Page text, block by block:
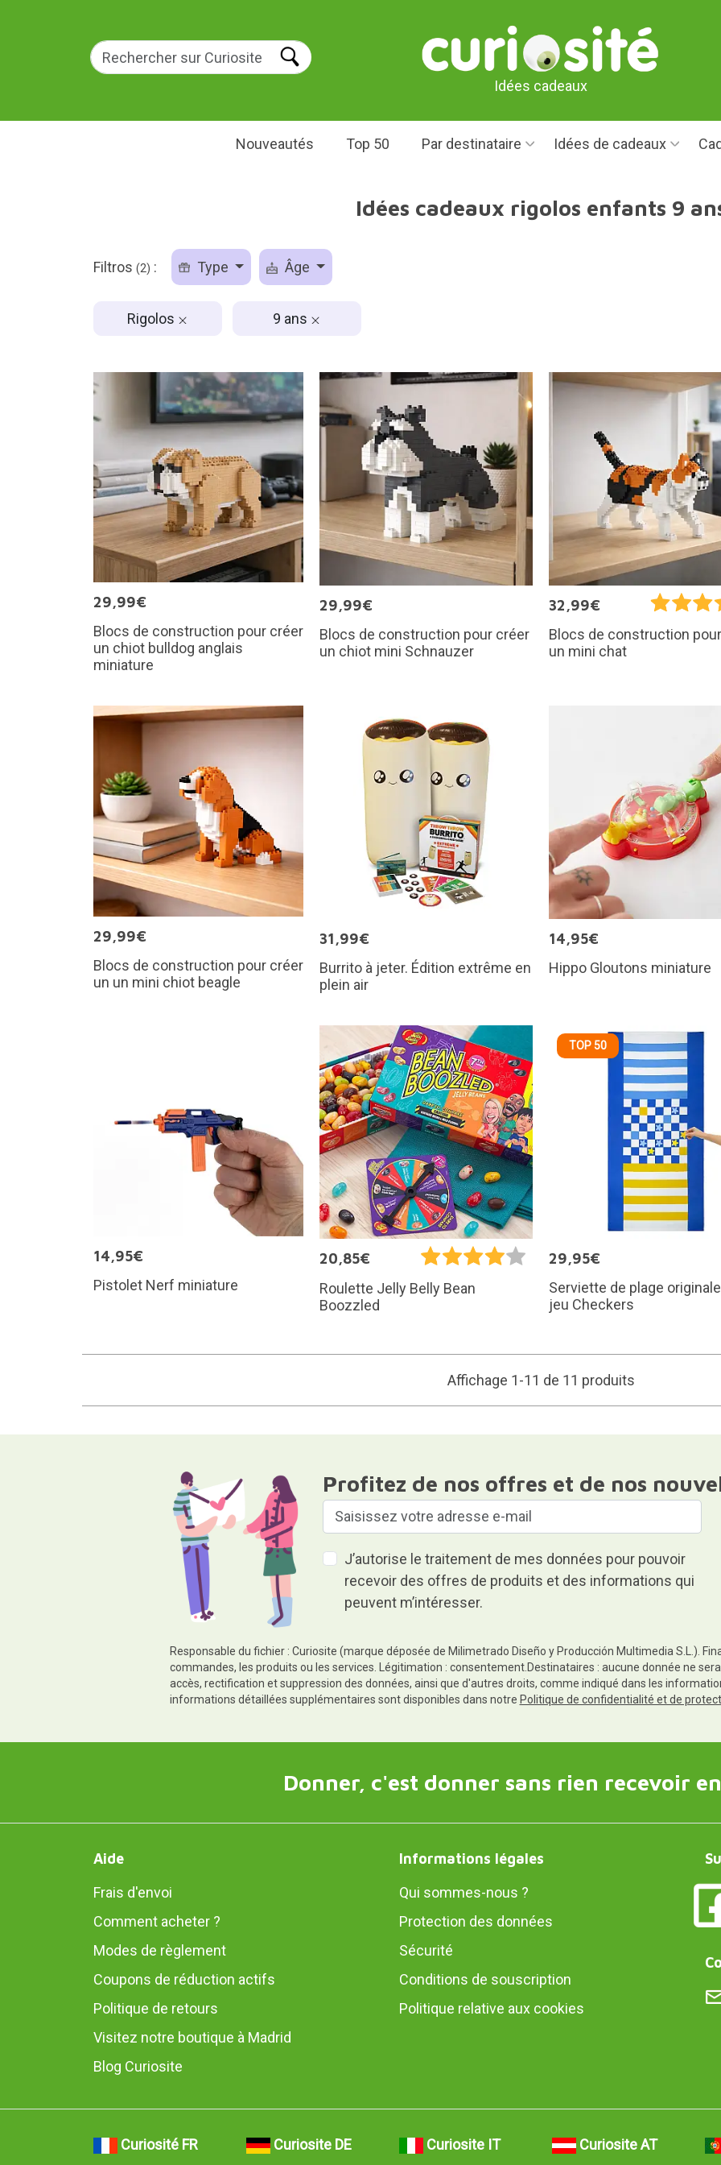
Idées cadeaux
Nouveautés Top 50 Par destinataire Idées de cadeaux
Idées cadeaux rigolos enfants 9
Filtros (2) : Type Âge
Rigolos 9 ans
29,99€
Blocs de construction pour créer
un chiot bulldog anglais
miniature
29,99€
Blocs de construction pour créer
un chiot mini Schnauzer
32,99€
Blocs de construction
un mini chat
29,99€
Blocs de construction pour créer
un un mini chiot beagle
31,99€
Burrito à jeter. Édition extrême en
plein air
14,95€
Hippo Gloutons miniature
14,95€
Pistolet Nerf miniature
20,85€
Roulette Jelly Belly Bean
Boozzled
TOP 50
29,95€
Serviette de plage
jeu Checkers
Affichage 1-11 de 11 produits
Profitez de nos offres et de nos
J’autorise le traitement de mes données pour pouvoir
recevoir des offres de produits et des informations qui
peuvent m’intéresser.
Responsable du fichier : Curiosite (marque déposée de Milimetrado Diseño y Producción Multimedia S.L.).
commandes, les produits ou les services. Légitimation : consentement.Destinataires : aucune donnée ne
accès, rectification et suppression des données, ainsi que d'autres droits, comme indiqué dans les
informations détaillées supplémentaires sont disponibles dans notre Politique de confidentialité et de
Donner, c'est donner sans rien recevoir
Aide
Frais d'envoi
Comment acheter ?
Modes de règlement
Coupons de réduction actifs
Politique de retours
Visitez notre boutique à Madrid
Blog Curiosite
Informations légales
Qui sommes-nous ?
Protection des données
Sécurité
Conditions de souscription
Politique relative aux cookies
Curiosité FR Curiosite DE Curiosite IT Curiosite AT